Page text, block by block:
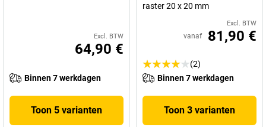
Excl. BTW
64,90 €
Binnen 7 werkdagen
Toon 5 varianten
raster 20 x 20 mm
Excl. BTW
vanaf 81,90 €
(2)
Binnen 7 werkdagen
Toon 3 varianten